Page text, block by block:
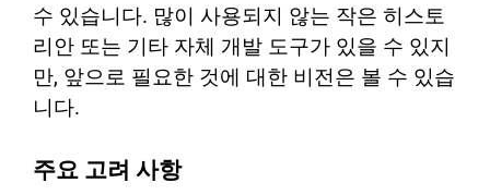
수 있습니다. 많이 사용되지 않는 작은 히스토
리안 또는 기타 자체 개발 도구가 있을 수 있지
만, 앞으로 필요한 것에 대한 비전은 볼 수 있습
니다.
주요 고려 사항